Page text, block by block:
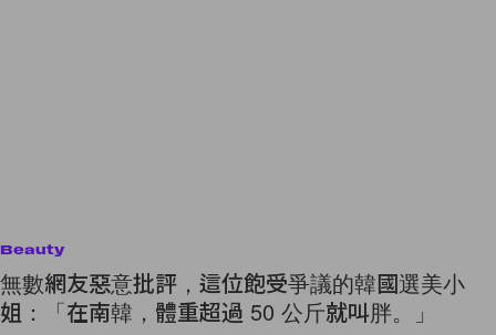
Beauty
無數網友惡意批評，這位飽受爭議的韓國選美小
姐：「在南韓，體重超過 50 公斤就叫胖。」